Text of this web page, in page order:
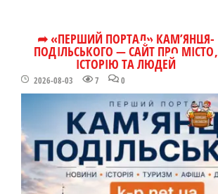
➦ «ПЕРШИЙ ПОРТАЛ» КАМ’ЯНЦЯ-
ПОДІЛЬСЬКОГО — САЙТ ПРО МІСТО,
ІСТОРІЮ ТА ЛЮДЕЙ
2026-08-03 7 0